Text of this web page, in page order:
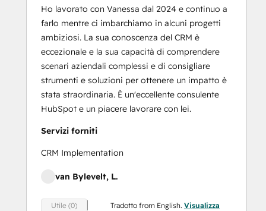
Ho lavorato con Vanessa dal 2024 e continuo a
farlo mentre ci imbarchiamo in alcuni progetti
ambiziosi. La sua conoscenza del CRM è
eccezionale e la sua capacità di comprendere
scenari aziendali complessi e di consigliare
strumenti e soluzioni per ottenere un impatto è
stata straordinaria. È un'eccellente consulente
HubSpot e un piacere lavorare con lei.
Servizi forniti
CRM Implementation
van Bylevelt, L.
Utile (0) Tradotto from English.Visualizza